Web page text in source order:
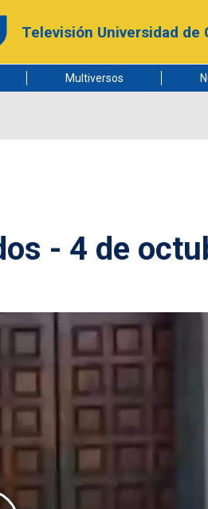
Televisión Universidad de
Multiversos
- 4 de